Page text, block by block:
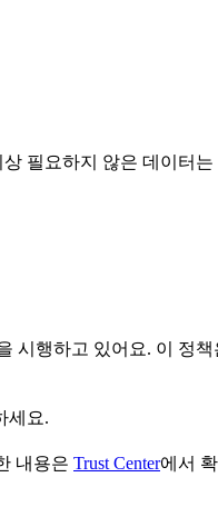
필요하지 않은 데이터
행하고 있어요. 이 정
세요.
내용은 Trust Center에서